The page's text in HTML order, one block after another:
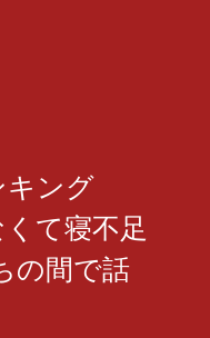
キング
て寝不足
の間で話